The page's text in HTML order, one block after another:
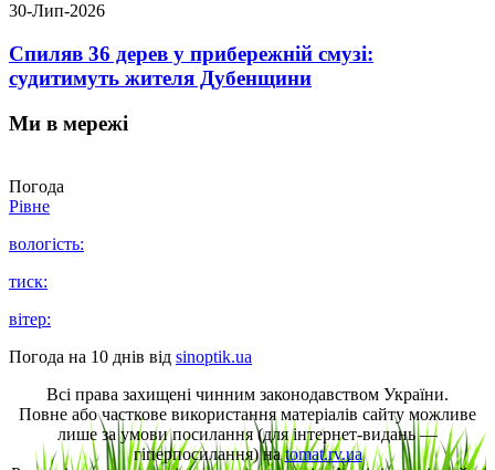
30-Лип-2026
Спиляв 36 дерев у прибережній смузі:
судитимуть жителя Дубенщини
Ми в мережі
Погода
Рівне
вологість:
тиск:
вітер:
Погода на 10 днів від sinoptik.ua
Всі права захищені чинним законодавством України.
Повне або часткове використання матеріалів сайту можливе
лише за умови посилання (для інтернет-видань —
гіперпосилання) наtomat.rv.ua